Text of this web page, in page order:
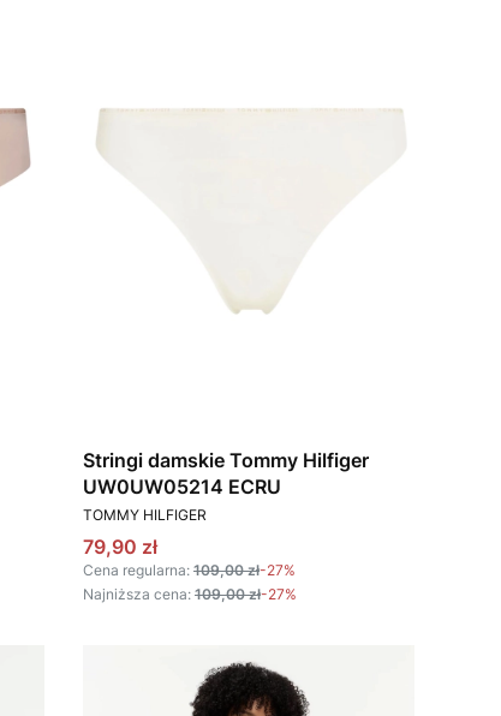
Stringi damskie Tommy Hilfiger
UW0UW05214 ECRU
PRODUCENT
TOMMY HILFIGER
Cena promocyjna
79,90 zł
Cena regularna: 109,00 zł-27%
Najniższa cena: 109,00 zł-27%